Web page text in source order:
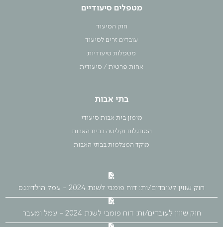
מטפלים סיעודיים
חוק הסיעוד
עובדים זרים לסיעוד
מטפלות סיעודיות
אחות פרטית / סיעודית
בתי אבות
מימון בית אבות סיעודי
הסתגלות וקליטה בבית האבות
מוקד המצלמות בבתי האבות
חוק שווין לעובדים/ות: דוח פומבי לשנת 2024 - עמל הולדינגס
חוק שווין לעובדים/ות: דוח פומבי לשנת 2024 - עמל ומעבר